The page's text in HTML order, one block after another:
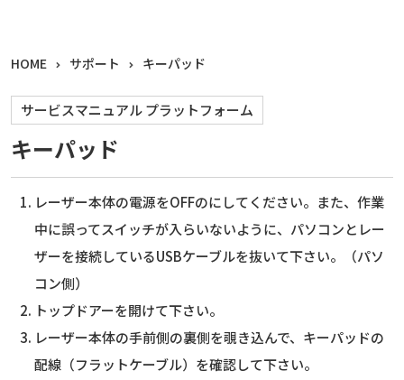
HOME サポート キーパッド
サービスマニュアル プラットフォーム
キーパッド
レーザー本体の電源をOFFのにしてください。また、作業
中に誤ってスイッチが入らいないように、パソコンとレー
ザーを接続しているUSBケーブルを抜いて下さい。（パソ
コン側）
トップドアーを開けて下さい。
レーザー本体の手前側の裏側を覗き込んで、キーパッドの
配線（フラットケーブル）を確認して下さい。